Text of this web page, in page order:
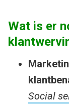
Wat is er
Social